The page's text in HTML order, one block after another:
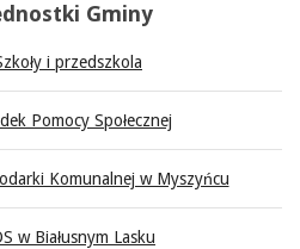
Gminy
i przedszkola
Pomocy Społecznej
Komunalnej w Myszyńcu
w Białusnym Lasku